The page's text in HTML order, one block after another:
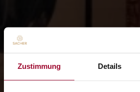
Zustimmung Details